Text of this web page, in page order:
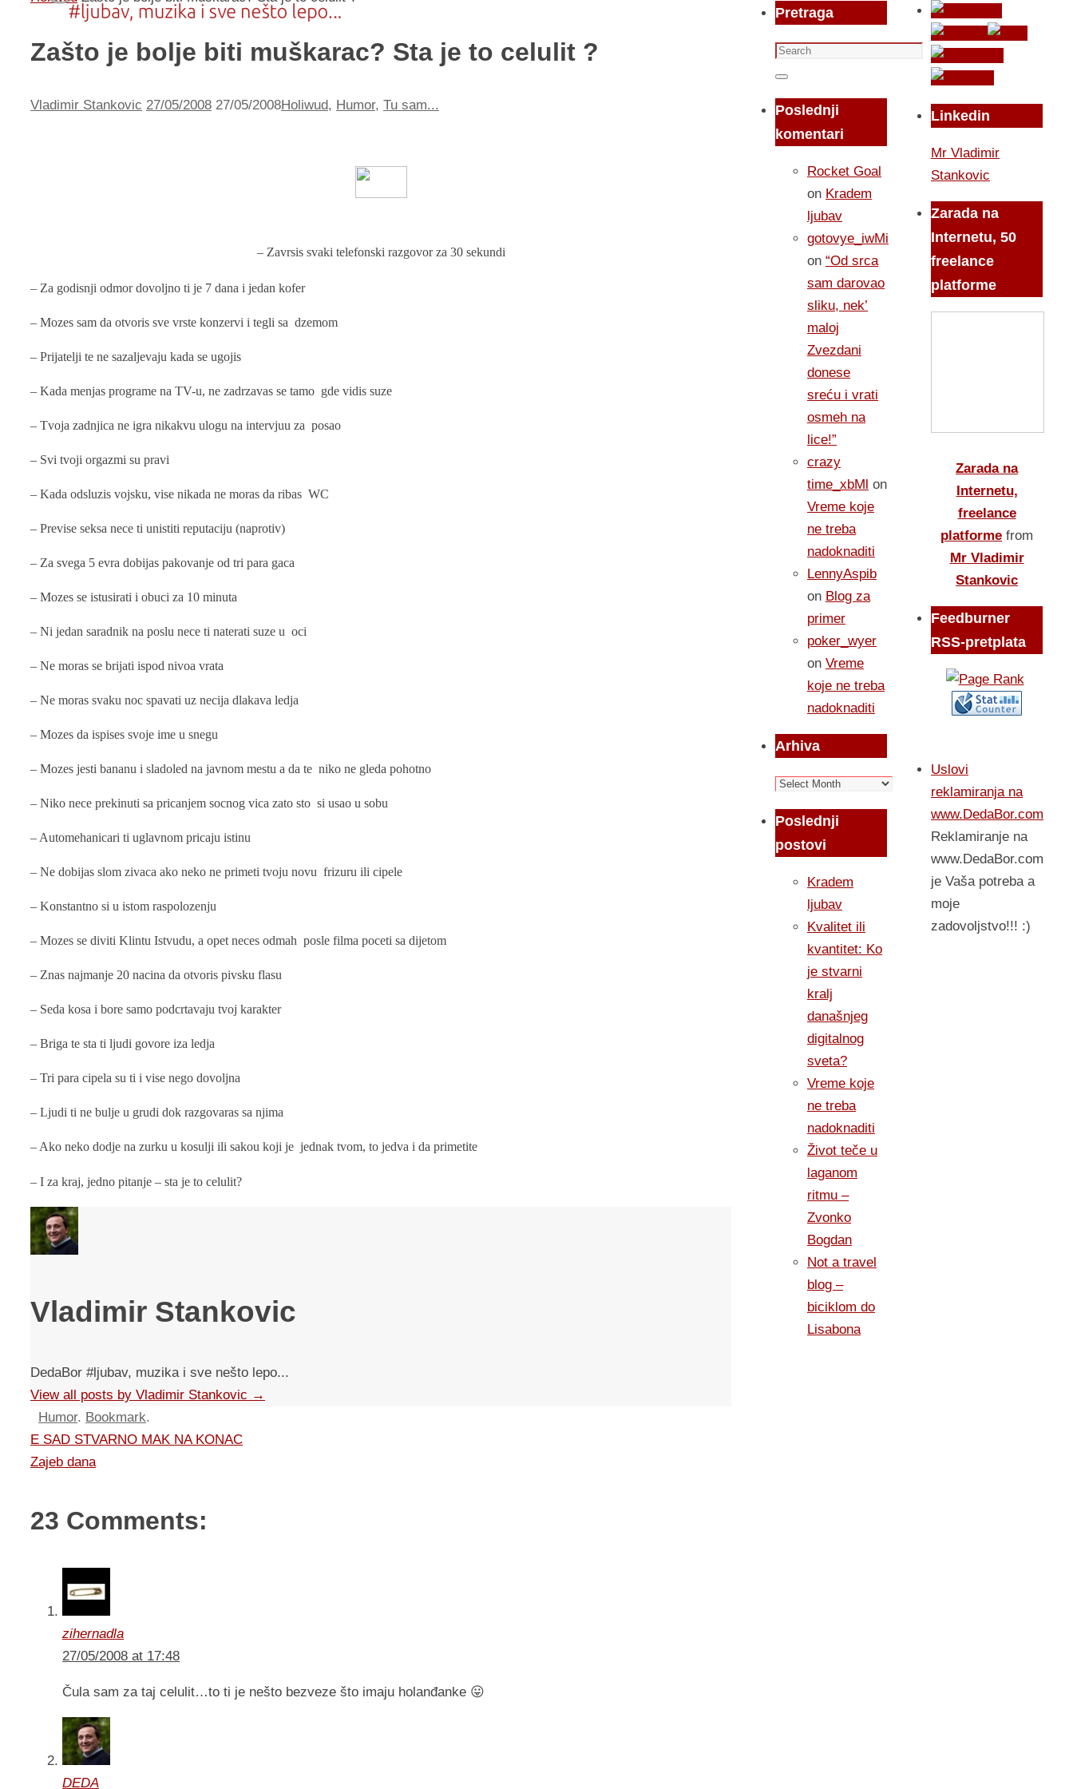
Zašto je bolje biti muškarac? Sta je to celulit ?
Vladimir Stankovic 27/05/2008 27/05/2008Holiwud, Humor, Tu sam...
– Zavrsis svaki telefonski razgovor za 30 sekundi
– Za godisnji odmor dovoljno ti je 7 dana i jedan kofer
– Mozes sam da otvoris sve vrste konzervi i tegli sa dzemom
– Prijatelji te ne sazaljevaju kada se ugojis
– Kada menjas programe na TV-u, ne zadrzavas se tamo gde vidis suze
– Tvoja zadnjica ne igra nikakvu ulogu na intervjuu za posao
– Svi tvoji orgazmi su pravi
– Kada odsluzis vojsku, vise nikada ne moras da ribas WC
– Previse seksa nece ti unistiti reputaciju (naprotiv)
– Za svega 5 evra dobijas pakovanje od tri para gaca
– Mozes se istusirati i obuci za 10 minuta
– Ni jedan saradnik na poslu nece ti naterati suze u oci
– Ne moras se brijati ispod nivoa vrata
– Ne moras svaku noc spavati uz necija dlakava ledja
– Mozes da ispises svoje ime u snegu
– Mozes jesti bananu i sladoled na javnom mestu a da te niko ne gleda pohotno
– Niko nece prekinuti sa pricanjem socnog vica zato sto si usao u sobu
– Automehanicari ti uglavnom pricaju istinu
– Ne dobijas slom zivaca ako neko ne primeti tvoju novu frizuru ili cipele
– Konstantno si u istom raspolozenju
– Mozes se diviti Klintu Istvudu, a opet neces odmah posle filma poceti sa dijetom
– Znas najmanje 20 nacina da otvoris pivsku flasu
– Seda kosa i bore samo podcrtavaju tvoj karakter
– Briga te sta ti ljudi govore iza ledja
– Tri para cipela su ti i vise nego dovoljna
– Ljudi ti ne bulje u grudi dok razgovaras sa njima
– Ako neko dodje na zurku u kosulji ili sakou koji je jednak tvom, to jedva i da primetite
– I za kraj, jedno pitanje – sta je to celulit?
Vladimir Stankovic
DedaBor #ljubav, muzika i sve nešto lepo...
View all posts by Vladimir Stankovic →
Humor. Bookmark.
E SAD STVARNO MAK NA KONAC
Zajeb dana
23 Comments:
zihernadla
27/05/2008 at 17:48
Čula sam za taj celulit…to ti je nešto bezveze što imaju holanđanke 😛
DEDA
Pretraga
Search
for:
Search
Poslednji
komentari
Rocket Goal
on Kradem
ljubav
gotovye_iwMi
on “Od srca
sam darovao
sliku, nek’
maloj
Zvezdani
donese
sreću i vrati
osmeh na
lice!”
crazy
time_xbMl on
Vreme koje
ne treba
nadoknaditi
LennyAspib
on Blog za
primer
poker_wyer
on Vreme
koje ne treba
nadoknaditi
Arhiva
Arhiva
Poslednji
postovi
Kradem
ljubav
Kvalitet ili
kvantitet: Ko
je stvarni
kralj
današnjeg
digitalnog
sveta?
Vreme koje
ne treba
nadoknaditi
Život teče u
laganom
ritmu –
Zvonko
Bogdan
Not a travel
blog –
biciklom do
Lisabona
Linkedin
Mr Vladimir
Stankovic
Zarada na
Internetu, 50
freelance
platforme
Zarada na
Internetu,
freelance
platforme from
Mr Vladimir
Stankovic
Feedburner
RSS-pretplata
Uslovi
reklamiranja na
www.DedaBor.com
Reklamiranje na
www.DedaBor.com
je Vaša potreba a
moje
zadovoljstvo!!! :)